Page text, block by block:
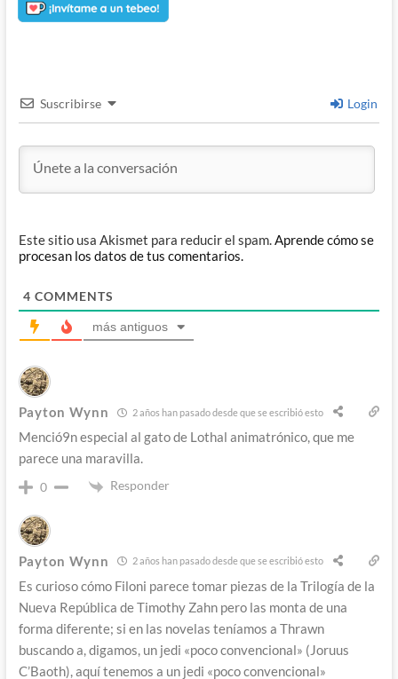
Suscribirse Login
Este sitio usa Akismet para reducir el spam.Aprende cómo se
procesan los datos de tus comentarios.
4 COMMENTS
más antiguos
Payton Wynn 2 años han pasado desde que se escribió esto
Menció9n especial al gato de Lothal animatrónico, que me
parece una maravilla.
0 Responder
Payton Wynn 2 años han pasado desde que se escribió esto
Es curioso cómo Filoni parece tomar piezas de la Trilogía de la
Nueva República de Timothy Zahn pero las monta de una
forma diferente; si en las novelas teníamos a Thrawn
buscando a, digamos, un jedi «poco convencional» (Joruus
C’Baoth), aquí tenemos a un jedi «poco convencional»